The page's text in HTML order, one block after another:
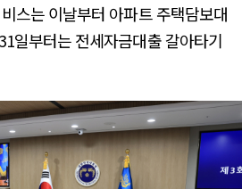
스는 이날부터 아파트 주택담보대
일부터는 전세자금대출 갈아타기